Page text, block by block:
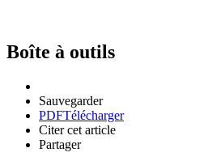
Boîte à outils
Sauvegarder
PDFTélécharger
Citer cet article
Partager